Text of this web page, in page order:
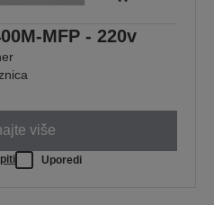
MFP - 220v
više
Uporedi